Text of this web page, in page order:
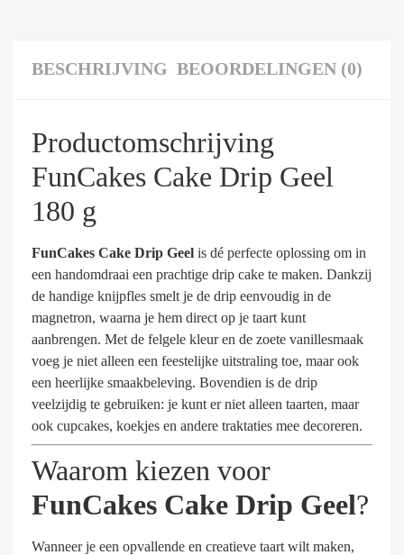
BESCHRIJVING BEOORDELINGEN (0)
Productomschrijving
FunCakes Cake Drip Geel
180 g
FunCakes Cake Drip Geel is dé perfecte oplossing om in
een handomdraai een prachtige drip cake te maken. Dankzij
de handige knijpfles smelt je de drip eenvoudig in de
magnetron, waarna je hem direct op je taart kunt
aanbrengen. Met de felgele kleur en de zoete vanillesmaak
voeg je niet alleen een feestelijke uitstraling toe, maar ook
een heerlijke smaakbeleving. Bovendien is de drip
veelzijdig te gebruiken: je kunt er niet alleen taarten, maar
ook cupcakes, koekjes en andere traktaties mee decoreren.
Waarom kiezen voor
FunCakes Cake Drip Geel?
Wanneer je een opvallende en creatieve taart wilt maken,